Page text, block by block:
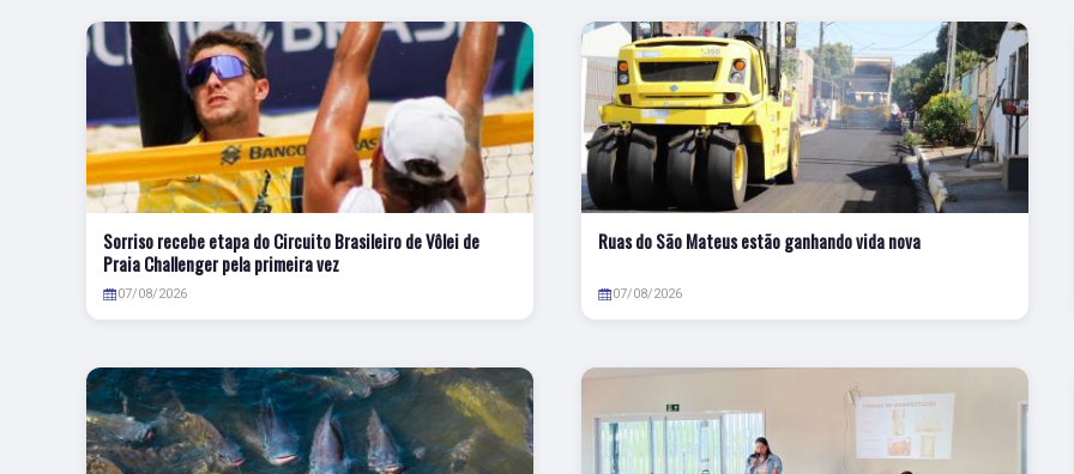
Sorriso recebe etapa do Circuito Brasileiro de Vôlei de
Praia Challenger pela primeira vez
07/08/2026
Ruas do São Mateus estão ganhando vida nova
07/08/2026